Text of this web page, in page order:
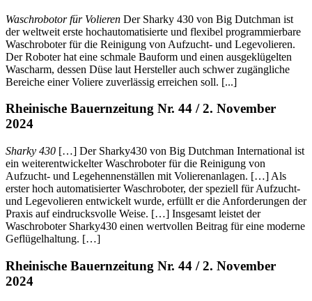
Waschrobotor für Volieren Der Sharky 430 von Big Dutchman ist
der weltweit erste hochautomatisierte und flexibel programmierbare
Waschroboter für die Reinigung von Aufzucht- und Legevolieren.
Der Roboter hat eine schmale Bauform und einen ausgeklügelten
Wascharm, dessen Düse laut Hersteller auch schwer zugängliche
Bereiche einer Voliere zuverlässig erreichen soll. [...]
Rheinische Bauernzeitung Nr. 44 / 2. November
2024
Sharky 430 […] Der Sharky430 von Big Dutchman International ist
ein weiterentwickelter Waschroboter für die Reinigung von
Aufzucht- und Legehennenställen mit Volierenanlagen. […] Als
erster hoch automatisierter Waschroboter, der speziell für Aufzucht-
und Legevolieren entwickelt wurde, erfüllt er die Anforderungen der
Praxis auf eindrucksvolle Weise. […] Insgesamt leistet der
Waschroboter Sharky430 einen wertvollen Beitrag für eine moderne
Geflügelhaltung. […]
Rheinische Bauernzeitung Nr. 44 / 2. November
2024